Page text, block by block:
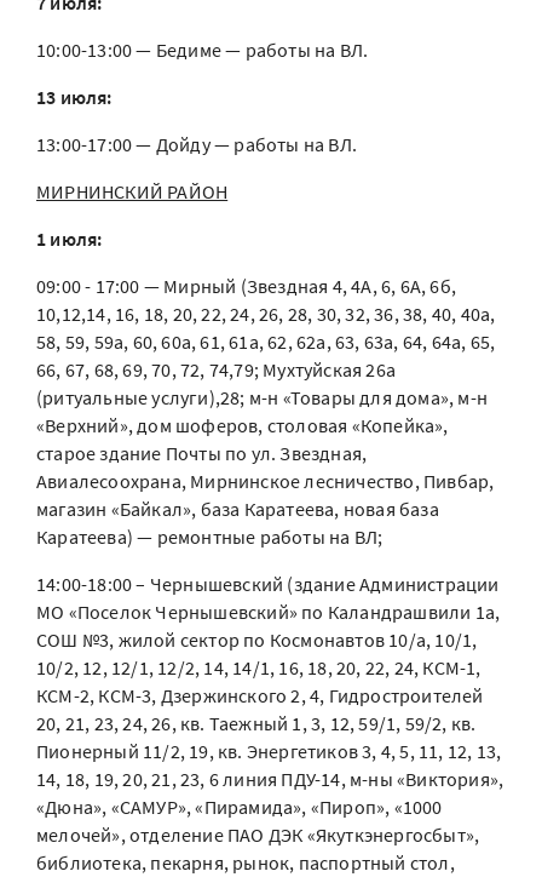
10:00-13:00 — Бедиме — работы на ВЛ.
13 июля:
13:00-17:00 — Дойду — работы на ВЛ.
МИРНИНСКИЙ РАЙОН
1 июля:
09:00 - 17:00 — Мирный (Звездная 4, 4А, 6, 6А, 6б,
10,12,14, 16, 18, 20, 22, 24, 26, 28, 30, 32, 36, 38, 40, 40а,
58, 59, 59а, 60, 60а, 61, 61а, 62, 62а, 63, 63а, 64, 64а, 65,
66, 67, 68, 69, 70, 72, 74,79; Мухтуйская 26а
(ритуальные услуги),28; м-н «Товары для дома», м-н
«Верхний», дом шоферов, столовая «Копейка»,
старое здание Почты по ул. Звездная,
Авиалесоохрана, Мирнинское лесничество, Пивбар,
магазин «Байкал», база Каратеева, новая база
Каратеева) — ремонтные работы на ВЛ;
14:00-18:00 – Чернышевский (здание Администрации
МО «Поселок Чернышевский» по Каландрашвили 1а,
СОШ №3, жилой сектор по Космонавтов 10/а, 10/1,
10/2, 12, 12/1, 12/2, 14, 14/1, 16, 18, 20, 22, 24, КСМ-1,
КСМ-2, КСМ-3, Дзержинского 2, 4, Гидростроителей
20, 21, 23, 24, 26, кв. Таежный 1, 3, 12, 59/1, 59/2, кв.
Пионерный 11/2, 19, кв. Энергетиков 3, 4, 5, 11, 12, 13,
14, 18, 19, 20, 21, 23, 6 линия ПДУ-14, м-ны «Виктория»,
«Дюна», «САМУР», «Пирамида», «Пироп», «1000
мелочей», отделение ПАО ДЭК «Якуткэнергосбыт»,
библиотека, пекарня, рынок, паспортный стол,